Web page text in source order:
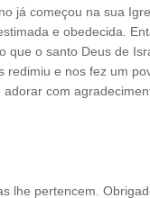
já começou na sua
e obedecida.
que o santo Deus de
redimiu e nos fez um
com
lhe pertencem.